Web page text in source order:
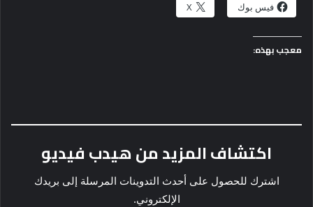
فيس بوك X
معجب بهذه:
اكتشاف المزيد من هيدب فيديو
اشترك للحصول على أحدث التدوينات المرسلة إلى بريدك
الإلكتروني.